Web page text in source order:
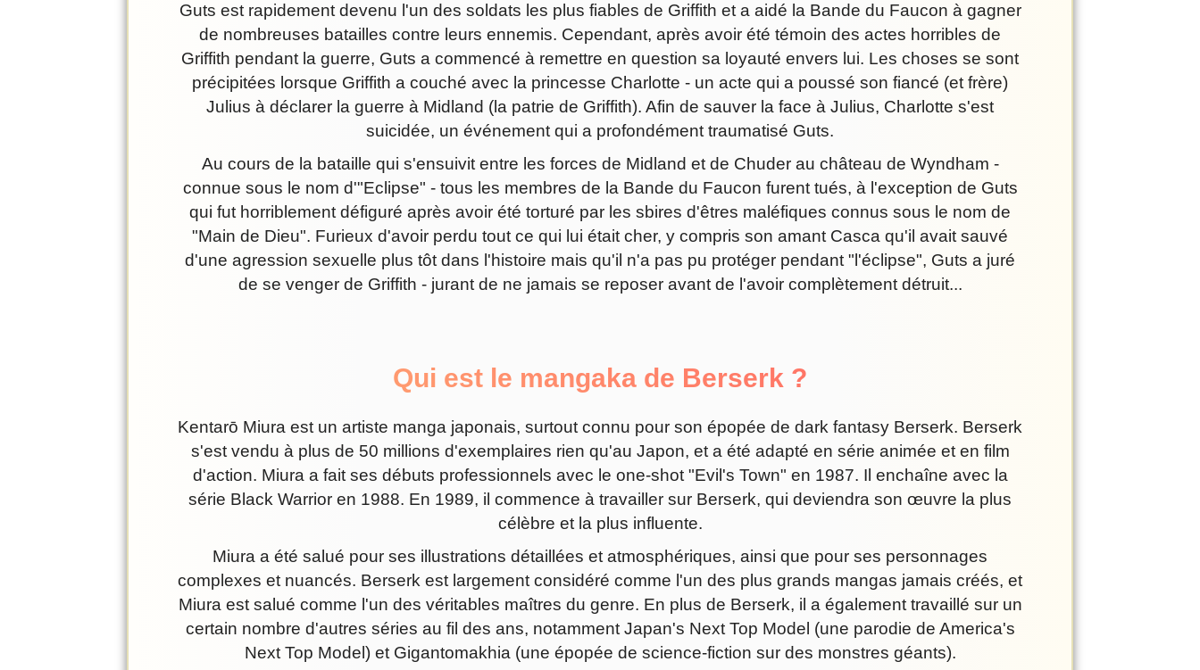
Guts est rapidement devenu l'un des soldats les plus fiables de Griffith et a aidé la Bande du Faucon à gagner
de nombreuses batailles contre leurs ennemis. Cependant, après avoir été témoin des actes horribles de
Griffith pendant la guerre, Guts a commencé à remettre en question sa loyauté envers lui. Les choses se sont
précipitées lorsque Griffith a couché avec la princesse Charlotte - un acte qui a poussé son fiancé (et frère)
Julius à déclarer la guerre à Midland (la patrie de Griffith). Afin de sauver la face à Julius, Charlotte s'est
suicidée, un événement qui a profondément traumatisé Guts.
Au cours de la bataille qui s'ensuivit entre les forces de Midland et de Chuder au château de Wyndham -
connue sous le nom d'"Eclipse" - tous les membres de la Bande du Faucon furent tués, à l'exception de Guts
qui fut horriblement défiguré après avoir été torturé par les sbires d'êtres maléfiques connus sous le nom de
"Main de Dieu". Furieux d'avoir perdu tout ce qui lui était cher, y compris son amant Casca qu'il avait sauvé
d'une agression sexuelle plus tôt dans l'histoire mais qu'il n'a pas pu protéger pendant "l'éclipse", Guts a juré
de se venger de Griffith - jurant de ne jamais se reposer avant de l'avoir complètement détruit...
Qui est le mangaka de Berserk ?
Kentarō Miura est un artiste manga japonais, surtout connu pour son épopée de dark fantasy Berserk. Berserk
s'est vendu à plus de 50 millions d'exemplaires rien qu'au Japon, et a été adapté en série animée et en film
d'action. Miura a fait ses débuts professionnels avec le one-shot "Evil's Town" en 1987. Il enchaîne avec la
série Black Warrior en 1988. En 1989, il commence à travailler sur Berserk, qui deviendra son œuvre la plus
célèbre et la plus influente.
Miura a été salué pour ses illustrations détaillées et atmosphériques, ainsi que pour ses personnages
complexes et nuancés. Berserk est largement considéré comme l'un des plus grands mangas jamais créés, et
Miura est salué comme l'un des véritables maîtres du genre. En plus de Berserk, il a également travaillé sur un
certain nombre d'autres séries au fil des ans, notamment Japan's Next Top Model (une parodie de America's
Next Top Model) et Gigantomakhia (une épopée de science-fiction sur des monstres géants).